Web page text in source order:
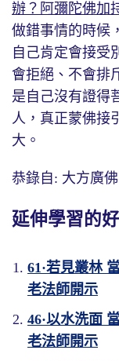
辦？阿彌陀佛加
做錯事情的時候
自己肯定會接受
會拒絕、不會排
是自己沒有證得
人，真正蒙佛接
大。
恭錄自: 大方廣
延伸學習的
61·若見叢林
老法師開示
46·以水洗面
老法師開示